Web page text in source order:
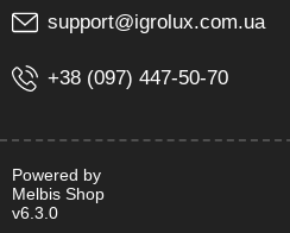
support@igrolux.com.ua
+38 (097) 447-50-70
Powered by
Melbis Shop
v6.3.0